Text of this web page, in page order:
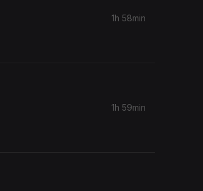
1h 58min
1h 59min